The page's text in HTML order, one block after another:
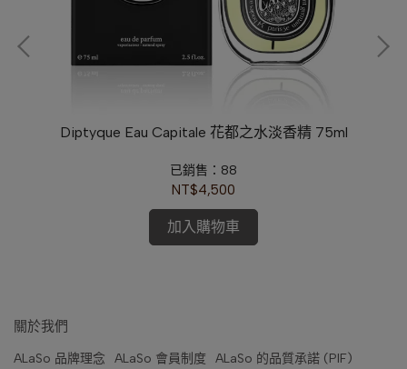
Diptyque Eau Capitale 花都之水淡香精 75ml
已銷售：88
NT$4,500
加入購物車
關於我們
ALaSo 品牌理念 ALaSo 會員制度 ALaSo 的品質承諾 (PIF)